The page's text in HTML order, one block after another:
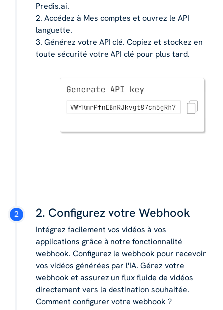
Predis.ai.
2. Accédez à Mes comptes et ouvrez le API
languette.
3. Générez votre API clé. Copiez et stockez en
toute sécurité votre API clé pour plus tard.
2. Configurez votre Webhook
Intégrez facilement vos vidéos à vos
applications grâce à notre fonctionnalité
webhook. Configurez le webhook pour recevoir
vos vidéos générées par l'IA. Gérez votre
webhook et assurez un flux fluide de vidéos
directement vers la destination souhaitée.
Comment configurer votre webhook ?